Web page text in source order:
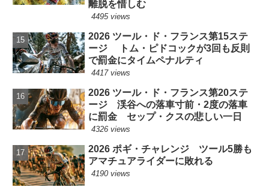
離脱を惜しむ
4495 views
2026 ツール・ド・フランス第15ステ
ージ トム・ピドコックが3回も反則
で罰金にタイムペナルティ
4417 views
2026 ツール・ド・フランス第20ステ
ージ 渓谷への落車寸前・2度の落車
に罰金 セップ・クスの悲しい一日
4326 views
2026 ポギ・チャレンジ ツール5勝も
アマチュアライダーに敗れる
4190 views